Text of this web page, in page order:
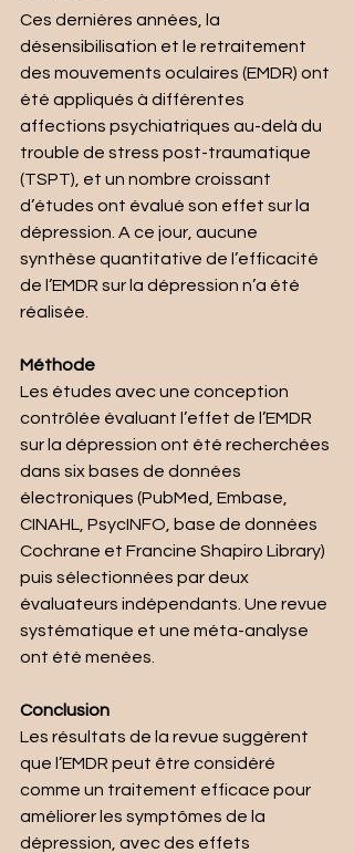
Ces dernières années, la
désensibilisation et le retraitement
des mouvements oculaires (EMDR) ont
été appliqués à différentes
affections psychiatriques au-delà du
trouble de stress post-traumatique
(TSPT), et un nombre croissant
d’études ont évalué son effet sur la
dépression. A ce jour, aucune
synthèse quantitative de l’efficacité
de l’EMDR sur la dépression n’a été
réalisée.
Méthode
Les études avec une conception
contrôlée évaluant l’effet de l’EMDR
sur la dépression ont été recherchées
dans six bases de données
électroniques (PubMed, Embase,
CINAHL, PsycINFO, base de données
Cochrane et Francine Shapiro Library)
puis sélectionnées par deux
évaluateurs indépendants. Une revue
systématique et une méta-analyse
ont été menées.
Conclusion
Les résultats de la revue suggèrent
que l’EMDR peut être considéré
comme un traitement efficace pour
améliorer les symptômes de la
dépression, avec des effets